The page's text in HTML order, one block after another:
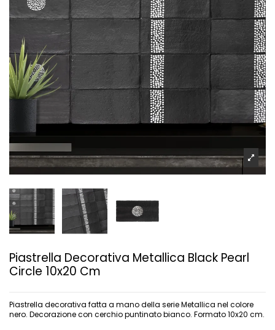
Piastrella Decorativa Metallica Black Pearl
Circle 10x20 Cm
Piastrella decorativa fatta a mano della serie Metallica nel colore
nero. Decorazione con cerchio puntinato bianco. Formato 10x20 cm.